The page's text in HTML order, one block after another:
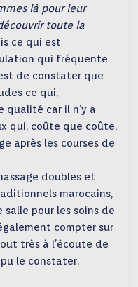
là pour leur
toute la
ce qui est
qui fréquente
de constater que
ce qui,
qualité car il n’y a
qui, coûte que coûte,
après les courses de
doubles et
marocains,
pour les soins de
compter sur
très à l’écoute de
le constater.